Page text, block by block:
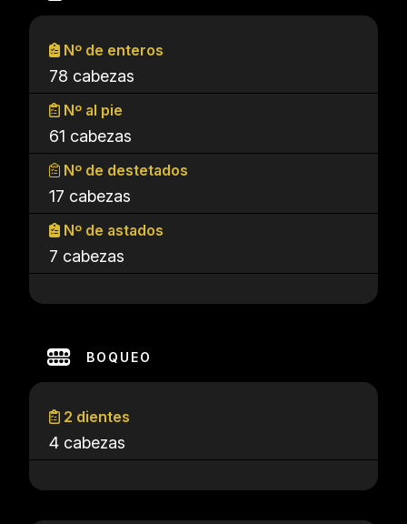
Nº de enteros
78 cabezas
Nº al pie
61 cabezas
Nº de destetados
17 cabezas
Nº de astados
7 cabezas
BOQUEO
2 dientes
4 cabezas